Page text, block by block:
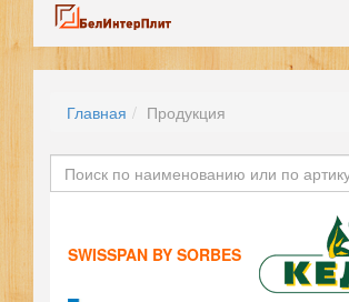
Главная Продукция
SWISSPAN BY SORBES